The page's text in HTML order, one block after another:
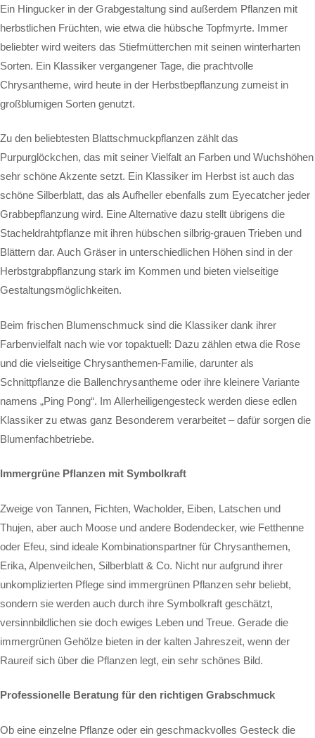
Ein Hingucker in der Grabgestaltung sind außerdem Pflanzen mit
herbstlichen Früchten, wie etwa die hübsche Topfmyrte. Immer
beliebter wird weiters das Stiefmütterchen mit seinen winterharten
Sorten. Ein Klassiker vergangener Tage, die prachtvolle
Chrysantheme, wird heute in der Herbstbepflanzung zumeist in
großblumigen Sorten genutzt.
Zu den beliebtesten Blattschmuckpflanzen zählt das
Purpurglöckchen, das mit seiner Vielfalt an Farben und Wuchshöhen
sehr schöne Akzente setzt. Ein Klassiker im Herbst ist auch das
schöne Silberblatt, das als Aufheller ebenfalls zum Eyecatcher jeder
Grabbepflanzung wird. Eine Alternative dazu stellt übrigens die
Stacheldrahtpflanze mit ihren hübschen silbrig-grauen Trieben und
Blättern dar. Auch Gräser in unterschiedlichen Höhen sind in der
Herbstgrabpflanzung stark im Kommen und bieten vielseitige
Gestaltungsmöglichkeiten.
Beim frischen Blumenschmuck sind die Klassiker dank ihrer
Farbenvielfalt nach wie vor topaktuell: Dazu zählen etwa die Rose
und die vielseitige Chrysanthemen-Familie, darunter als
Schnittpflanze die Ballenchrysantheme oder ihre kleinere Variante
namens „Ping Pong“. Im Allerheiligengesteck werden diese edlen
Klassiker zu etwas ganz Besonderem verarbeitet – dafür sorgen die
Blumenfachbetriebe.
Immergrüne Pflanzen mit Symbolkraft
Zweige von Tannen, Fichten, Wacholder, Eiben, Latschen und
Thujen, aber auch Moose und andere Bodendecker, wie Fetthenne
oder Efeu, sind ideale Kombinationspartner für Chrysanthemen,
Erika, Alpenveilchen, Silberblatt & Co. Nicht nur aufgrund ihrer
unkomplizierten Pflege sind immergrünen Pflanzen sehr beliebt,
sondern sie werden auch durch ihre Symbolkraft geschätzt,
versinnbildlichen sie doch ewiges Leben und Treue. Gerade die
immergrünen Gehölze bieten in der kalten Jahreszeit, wenn der
Raureif sich über die Pflanzen legt, ein sehr schönes Bild.
Professionelle Beratung für den richtigen Grabschmuck
Ob eine einzelne Pflanze oder ein geschmackvolles Gesteck die